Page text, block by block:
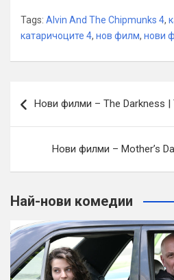
Tags: Alvin And The Chipmunks 4,
катаричоците 4, нов филм, нови
Нови филми – The Darkness |
Нови филми – Mother’s
Най-нови комедии